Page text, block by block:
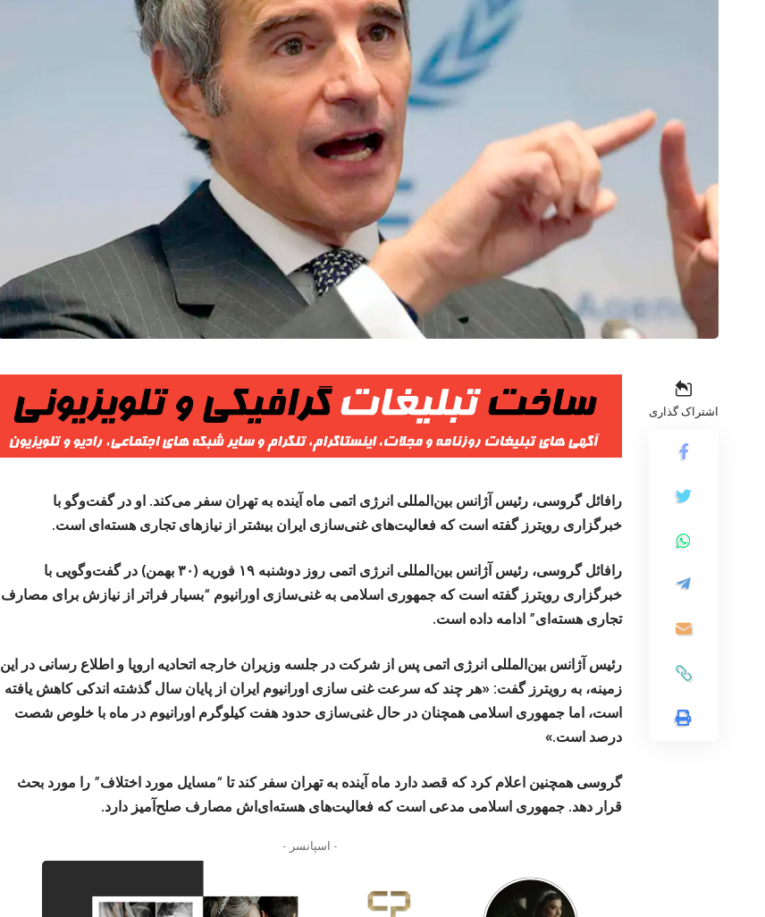
اشتراک گذاری
رافائل گروسی، رئیس آژانس بین‌المللی انرژی اتمی ماه آینده به تهران سفر می‌کند. او در گفت‌وگو با
خبرگزاری رویترز گفته است که فعالیت‌های غنی‌سازی ایران بیشتر از نیازهای تجاری هسته‌ای است.
رافائل گروسی، رئیس آژانس بین‌المللی انرژی اتمی روز دوشنبه ۱۹ فوریه (۳۰ بهمن) در گفت‌‌وگویی با
خبرگزاری رویترز گفته است که جمهوری اسلامی به غنی‌سازی اورانیوم “بسیار فراتر از نیازش برای مصارف
تجاری هسته‌ای” ادامه داده است.
رئیس آژانس بین‌المللی انرژی اتمی پس از شرکت در جلسه وزیران خارجه اتحادیه اروپا و اطلاع رسانی در این
زمینه، به رویترز گفت: «هر چند که سرعت غنی سازی اورانیوم ایران از پایان سال گذشته اندکی کاهش یافته
است، اما جمهوری اسلامی همچنان در حال غنی‌سازی حدود هفت کیلوگرم اورانیوم در ماه با خلوص شصت
درصد است.»
گروسی همچنین اعلام کرد که قصد دارد ماه آینده به تهران سفر کند تا “مسایل مورد اختلاف” را مورد بحث
قرار دهد. جمهوری اسلامی مدعی است که فعالیت‌های هسته‌ای‌اش مصارف صلح‌آمیز دارد.
- اسپانسر -